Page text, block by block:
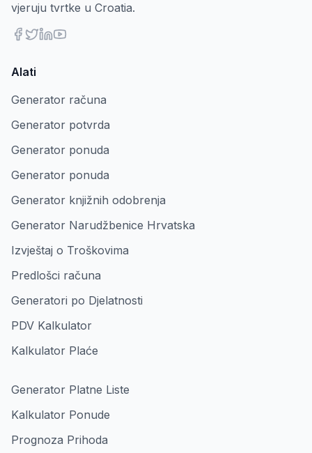
vjeruju tvrtke u Croatia.
Alati
Generator računa
Generator potvrda
Generator ponuda
Generator ponuda
Generator knjižnih odobrenja
Generator Narudžbenice Hrvatska
Izvještaj o Troškovima
Predlošci računa
Generatori po Djelatnosti
PDV Kalkulator
Kalkulator Plaće
Generator Platne Liste
Kalkulator Ponude
Prognoza Prihoda